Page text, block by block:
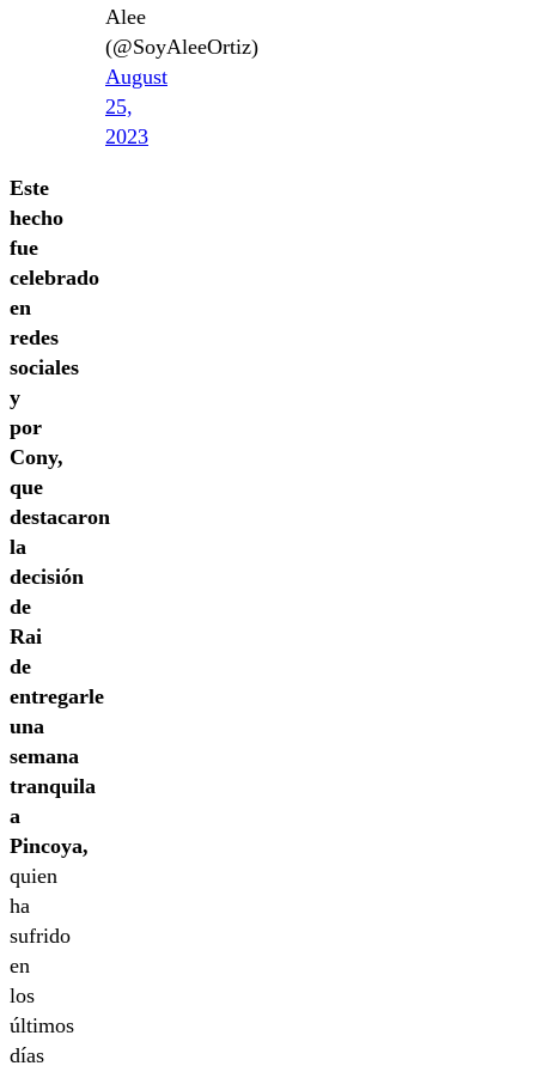
Alee
(@SoyAleeOrtiz)
August
25,
2023
Este
hecho
fue
celebrado
en
redes
sociales
y
por
Cony,
que
destacaron
la
decisión
de
Rai
de
entregarle
una
semana
tranquila
a
Pincoya,
quien
ha
sufrido
en
los
últimos
días